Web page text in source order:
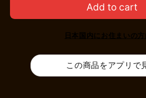
Add to cart
日本国内にお住まいの
この商品をアプリで